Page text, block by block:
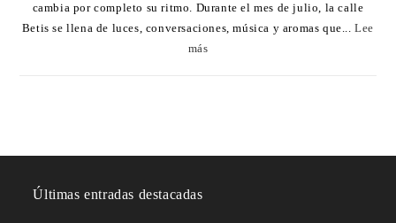
cambia por completo su ritmo. Durante el mes de julio, la calle
Betis se llena de luces, conversaciones, música y aromas que...Lee
más
Últimas entradas destacadas